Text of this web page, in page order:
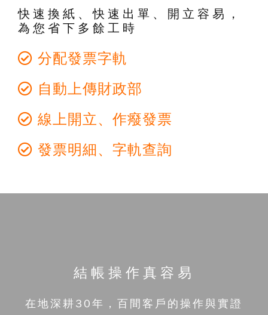
快速換紙、快速出單、開立容易，
為您省下多餘工時
分配發票字軌
自動上傳財政部
線上開立、作癈發票
發票明細、字軌查詢
結帳操作真容易
在地深耕30年，百間客戶的操作與實證